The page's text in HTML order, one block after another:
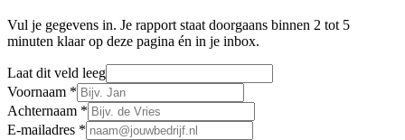
Vul je gegevens in. Je rapport staat doorgaans binnen 2 tot 5
minuten klaar op deze pagina én in je inbox.
Laat dit veld leeg
Voornaam *
Achternaam *
E-mailadres *